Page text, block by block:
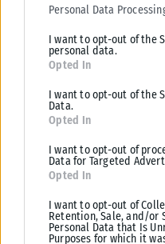
services and may gather
deny consent to Google and
for below specified purposes
Personal Data
I want to opt-out of the
personal data.
Opted In
I want to opt-out of the
Data.
Opted In
I want to opt-out of
Data for Targeted
Opted In
I want to opt-out of
Retention, Sale, and/or
Personal Data that Is
Purposes for which it